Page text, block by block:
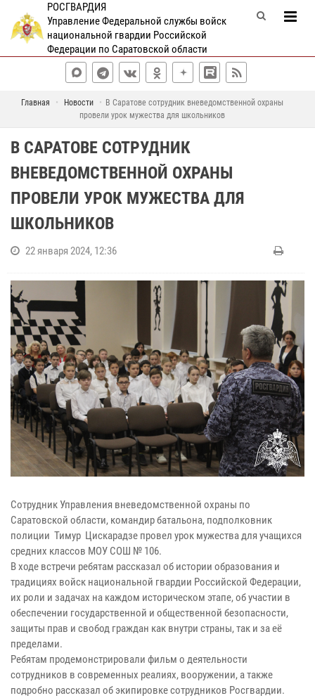
РОСГВАРДИЯ
Управление Федеральной службы войск
национальной гвардии Российской
Федерации по Саратовской области
Главная Новости
В Саратове сотрудник вневедомственной охраны
провели урок мужества для школьников
В САРАТОВЕ СОТРУДНИК
ВНЕВЕДОМСТВЕННОЙ ОХРАНЫ
ПРОВЕЛИ УРОК МУЖЕСТВА ДЛЯ
ШКОЛЬНИКОВ
22 января 2024, 12:36
Сотрудник Управления вневедомственной охраны по
Саратовской области, командир батальона, подполковник
полиции Тимур Цискарадзе провел урок мужества для учащихся
средних классов МОУ СОШ № 106.
В ходе встречи ребятам рассказал об истории образования и
традициях войск национальной гвардии Российской Федерации,
их роли и задачах на каждом историческом этапе, об участии в
обеспечении государственной и общественной безопасности,
защиты прав и свобод граждан как внутри страны, так и за её
пределами.
Ребятам продемонстрировали фильм о деятельности
сотрудников в современных реалиях, вооружении, а также
подробно рассказал об экипировке сотрудников Росгвардии.